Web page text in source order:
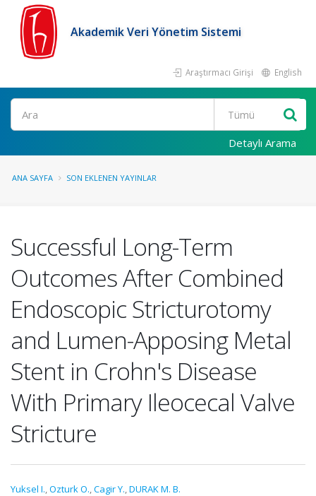
Akademik Veri Yönetim Sistemi
Araştırmacı Girişi English
Ara
Detaylı Arama
ANA SAYFA SON EKLENEN YAYINLAR
Successful Long-Term
Outcomes After Combined
Endoscopic Stricturotomy
and Lumen-Apposing Metal
Stent in Crohn's Disease
With Primary Ileocecal Valve
Stricture
Yuksel I.,Ozturk O.,Cagir Y.,DURAK M. B.